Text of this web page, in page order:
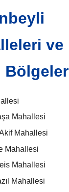
ve
Bölgeler
Mahallesi
Mahallesi
Mahallesi
Mahallesi
Mahallesi